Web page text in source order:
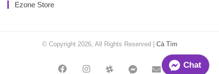
Ezone Store
© Copyright 2026, All Rights Reserved | Cà Tím
FacebookInstagramThreadsMessenger
Mail Chat